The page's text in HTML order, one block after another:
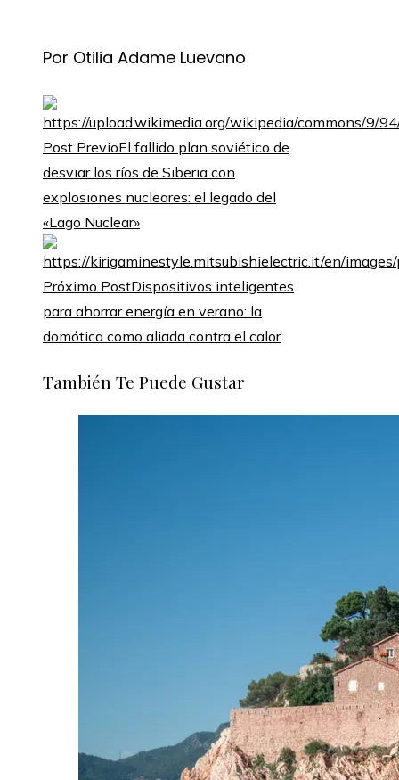
Por Otilia Adame Luevano
Post PrevioEl fallido plan soviético de
desviar los ríos de Siberia con
explosiones nucleares: el legado del
«Lago Nuclear»
Próximo PostDispositivos inteligentes
para ahorrar energía en verano: la
domótica como aliada contra el calor
También Te Puede Gustar